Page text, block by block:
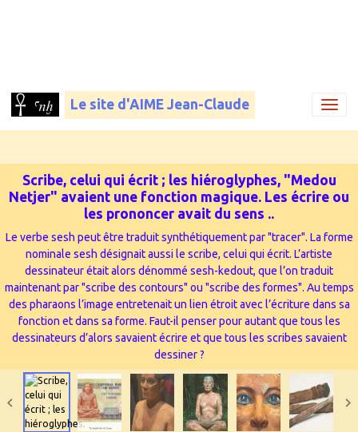
Le site d'AIME Jean-Claude
Scribe, celui qui écrit ; les hiéroglyphes, "Medou
Netjer" avaient une fonction magique. Les écrire ou
les prononcer avait du sens ...
Le verbe sesh peut être traduit synthétiquement par "tracer". La forme
nominale sesh désignait aussi le scribe, celui qui écrit. L’artiste
dessinateur était alors dénommé sesh-kedout, que l’on traduit
maintenant par "scribe des contours" ou "scribe des formes". Au temps
des pharaons l’image entretenait un lien étroit avec l’écriture dans sa
fonction et dans sa forme. Faut-il penser pour autant que tous les
dessinateurs d’alors savaient écrire et que tous les scribes savaient
dessiner ?